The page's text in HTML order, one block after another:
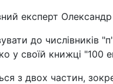
експерт
до числівників
своїй книжці "100
з двох частин,